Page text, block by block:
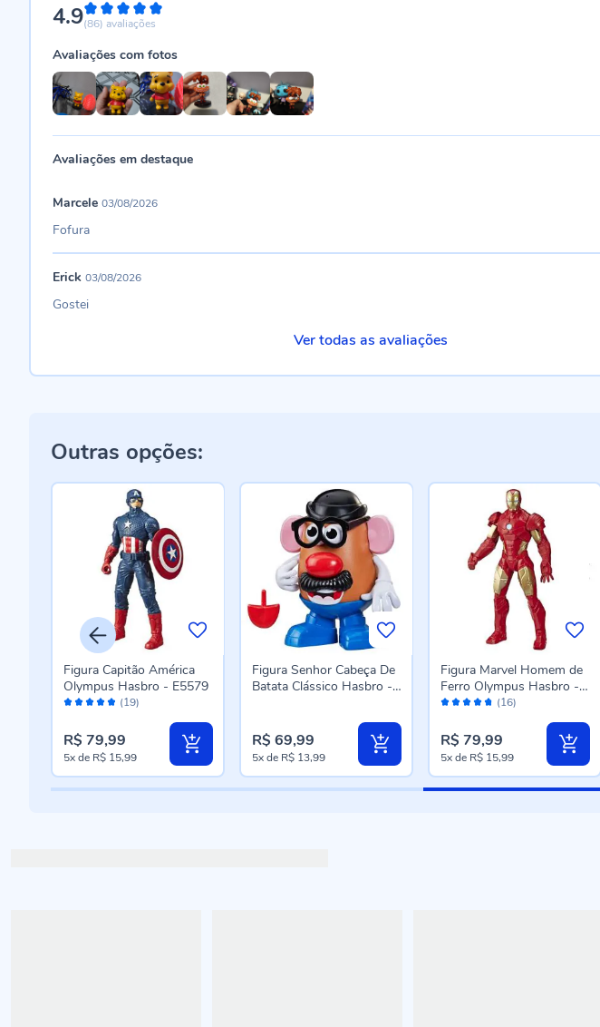
4.998%
(86) avaliações
Avaliações com fotos
Avaliações em destaque
Marcele 03/08/2026
Fofura
Erick 03/08/2026
Gostei
Ver todas as avaliações
Outras opções:
Avaliação: (19)
Figura Capitão América
Olympus Hasbro - E5579
R$ 79,99
5xde R$ 15,99
Figura Senhor Cabeça De
Batata Clássico Hasbro -
R$ 69,99
5xde R$ 13,99
Avaliação: (16)
Figura Marvel Homem de
Ferro Olympus Hasbro -
E5582
R$ 79,99
5xde R$ 15,99